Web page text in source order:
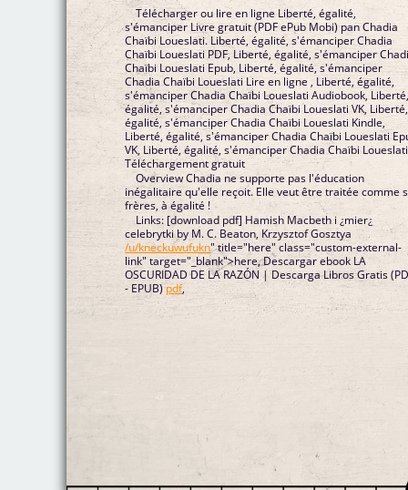
Télécharger ou lire en ligne Liberté, égalité,
s'émanciper Livre gratuit (PDF ePub Mobi) pan Chadia
Chaïbi Loueslati. Liberté, égalité, s'émanciper Chadia
Chaïbi Loueslati PDF, Liberté, égalité, s'émanciper
Chaïbi Loueslati Epub, Liberté, égalité, s'émanciper
Chadia Chaïbi Loueslati Lire en ligne , Liberté, égalité,
s'émanciper Chadia Chaïbi Loueslati Audiobook,
égalité, s'émanciper Chadia Chaïbi Loueslati VK, Liberté,
égalité, s'émanciper Chadia Chaïbi Loueslati Kindle,
Liberté, égalité, s'émanciper Chadia Chaïbi Loueslati
VK, Liberté, égalité, s'émanciper Chadia Chaïbi Loueslati
Téléchargement gratuit
Overview Chadia ne supporte pas l'éducation
inégalitaire qu'elle reçoit. Elle veut être traitée comme
frères, à égalité !
Links: [download pdf] Hamish Macbeth i ¿mier¿
celebrytki by M. C. Beaton, Krzysztof Gosztya
/u/kneckuwufukn" title="here" class="custom-external-
link" target="_blank">here, Descargar ebook LA
OSCURIDAD DE LA RAZÓN | Descarga Libros Gratis
- EPUB)pdf,